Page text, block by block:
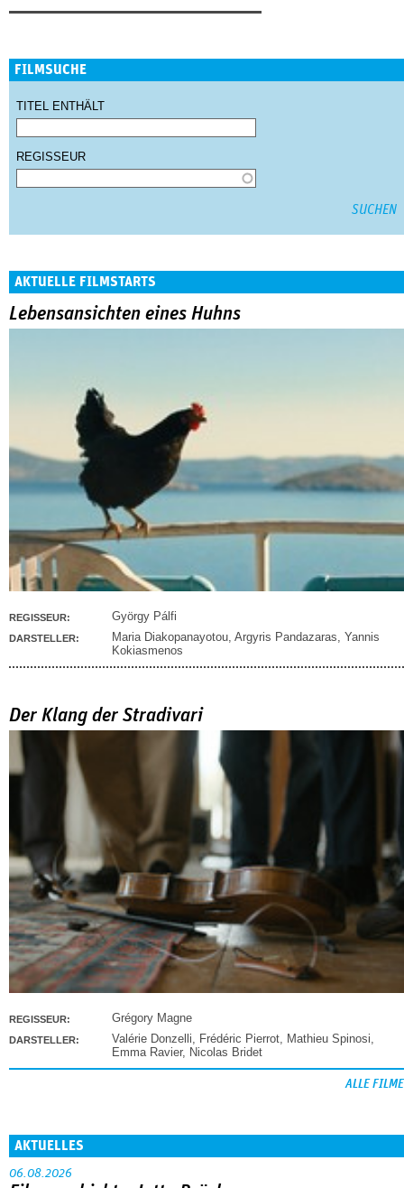
FILMSUCHE
TITEL ENTHÄLT
REGISSEUR
AKTUELLE FILMSTARTS
Lebensansichten eines Huhns
REGISSEUR: György Pálfi
DARSTELLER: Maria Diakopanayotou, Argyris Pandazaras, Yannis
Kokiasmenos
Der Klang der Stradivari
REGISSEUR: Grégory Magne
DARSTELLER: Valérie Donzelli, Frédéric Pierrot, Mathieu Spinosi,
Emma Ravier, Nicolas Bridet
ALLE FILME
AKTUELLES
06.08.2026